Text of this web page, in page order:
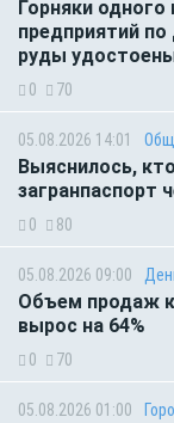
Горняки одного
предприятий
руды
0 70
05.08.2026 14:01
Выяснилось,
загранпаспорт
0 80
05.08.2026 09:00
Объем продаж
вырос на 64%
0 70
05.08.2026 01:00